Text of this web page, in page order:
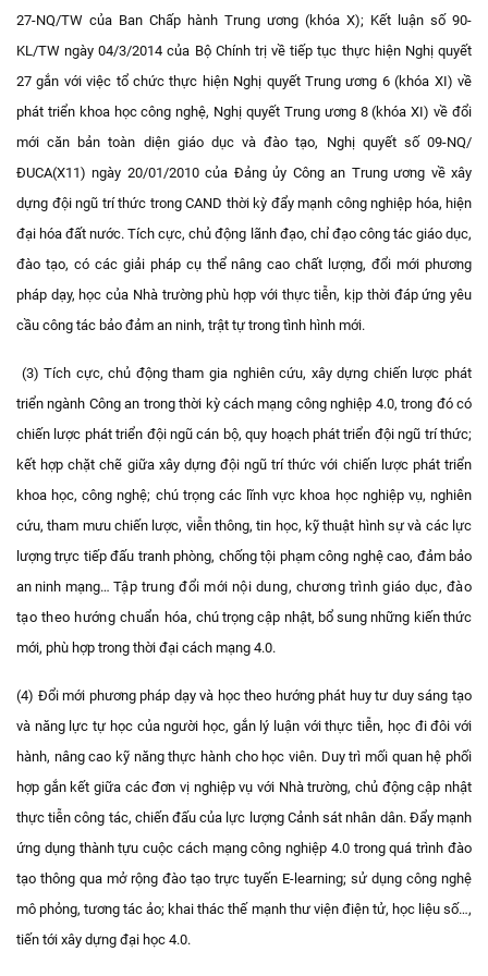
27-NQ/TW của Ban Chấp hành Trung ương (khóa X); Kết luận số 90-
KL/TW ngày 04/3/2014 của Bộ Chính trị về tiếp tục thực hiện Nghị quyết
27 gắn với việc tổ chức thực hiện Nghị quyết Trung ương 6 (khóa XI) về
phát triển khoa học công nghệ, Nghị quyết Trung ương 8 (khóa XI) về đổi
mới căn bản toàn diện giáo dục và đào tạo, Nghị quyết số 09-NQ/
ĐUCA(X11) ngày 20/01/2010 của Đảng ủy Công an Trung ương về xây
dựng đội ngũ trí thức trong CAND thời kỳ đẩy mạnh công nghiệp hóa, hiện
đại hóa đất nước. Tích cực, chủ động lãnh đạo, chỉ đạo công tác giáo dục,
đào tạo, có các giải pháp cụ thể nâng cao chất lượng, đổi mới phương
pháp dạy, học của Nhà trường phù hợp với thực tiễn, kịp thời đáp ứng yêu
cầu công tác bảo đảm an ninh, trật tự trong tình hình mới.
(3) Tích cực, chủ động tham gia nghiên cứu, xây dựng chiến lược phát
triển ngành Công an trong thời kỳ cách mạng công nghiệp 4.0, trong đó có
chiến lược phát triển đội ngũ cán bộ, quy hoạch phát triển đội ngũ trí thức;
kết hợp chặt chẽ giữa xây dựng đội ngũ trí thức với chiến lược phát triển
khoa học, công nghệ; chú trọng các lĩnh vực khoa học nghiệp vụ, nghiên
cứu, tham mưu chiến lược, viễn thông, tin học, kỹ thuật hình sự và các lực
lượng trực tiếp đấu tranh phòng, chống tội phạm công nghệ cao, đảm bảo
an ninh mạng… Tập trung đổi mới nội dung, chương trình giáo dục, đào
tạo theo hướng chuẩn hóa, chú trọng cập nhật, bổ sung những kiến thức
mới, phù hợp trong thời đại cách mạng 4.0.
(4) Đổi mới phương pháp dạy và học theo hướng phát huy tư duy sáng tạo
và năng lực tự học của người học, gắn lý luận với thực tiễn, học đi đôi với
hành, nâng cao kỹ năng thực hành cho học viên. Duy trì mối quan hệ phối
hợp gắn kết giữa các đơn vị nghiệp vụ với Nhà trường, chủ động cập nhật
thực tiễn công tác, chiến đấu của lực lượng Cảnh sát nhân dân. Đẩy mạnh
ứng dụng thành tựu cuộc cách mạng công nghiệp 4.0 trong quá trình đào
tạo thông qua mở rộng đào tạo trực tuyến E-learning; sử dụng công nghệ
mô phỏng, tương tác ảo; khai thác thế mạnh thư viện điện tử, học liệu số…,
tiến tới xây dựng đại học 4.0.